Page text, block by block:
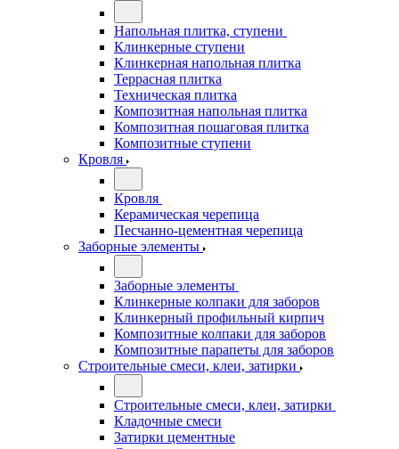
Напольная плитка, ступени
Клинкерные ступени
Клинкерная напольная плитка
Террасная плитка
Техническая плитка
Композитная напольная плитка
Композитная пошаговая плитка
Композитные ступени
Кровля
Кровля
Керамическая черепица
Песчанно-цементная черепица
Заборные элементы
Заборные элементы
Клинкерные колпаки для заборов
Клинкерный профильный кирпич
Композитные колпаки для заборов
Композитные парапеты для заборов
Строительные смеси, клеи, затирки
Строительные смеси, клеи, затирки
Кладочные смеси
Затирки цементные